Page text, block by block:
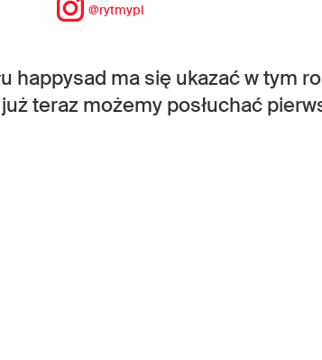
@rytmypl
happysad ma się ukazać w tym
teraz możemy posłuchać